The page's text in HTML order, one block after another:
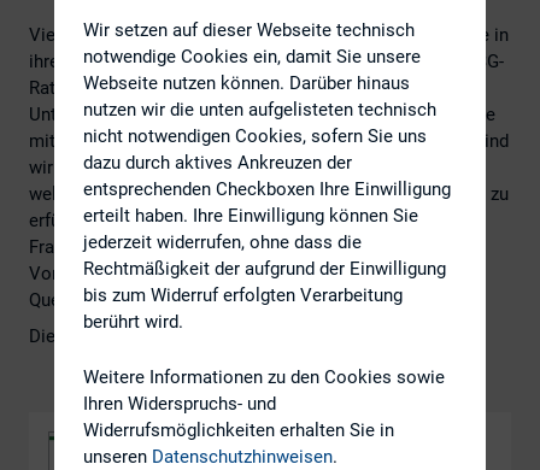
Viele Investoren beziehen Nachhaltigkeitsgesichtspunkte in
ihre Entscheidungsfindung ein. Dafür ziehen sie häufig ESG-
Ratings von Unternehmen heran – doch für die
Unternehmen ist es gar nicht einfach zu verstehen, wie sie
mit ihren ESG-Ratings umgehen sollen: Welche Ratings sind
wirklich relevant? Wie viel Aufwand ist vertretbar? Und
welche Best Practices helfen, die Anforderungen effizient zu
erfüllen? Unsere aktuelle Studie gibt Einblicke in diese
Fragen – und zeigt erste Lösungsansätze auf.
Von Rebecca Weigl und Carmen Meixner
Quelle: GoingPublic Magazin
Die DIRK-Corner können Sie hier downloaden:
Wir setzen auf dieser Webseite technisch
notwendige Cookies ein, damit Sie unsere
Webseite nutzen können. Darüber hinaus
nutzen wir die unten aufgelisteten technisch
nicht notwendigen Cookies, sofern Sie uns
dazu durch aktives Ankreuzen der
entsprechenden Checkboxen Ihre Einwilligung
erteilt haben. Ihre Einwilligung können Sie
jederzeit widerrufen, ohne dass die
Rechtmäßigkeit der aufgrund der Einwilligung
bis zum Widerruf erfolgten Verarbeitung
berührt wird.
Weitere Informationen zu den Cookies sowie
Ihren Widerspruchs- und
Widerrufsmöglichkeiten erhalten Sie in
unseren Datenschutzhinweisen.